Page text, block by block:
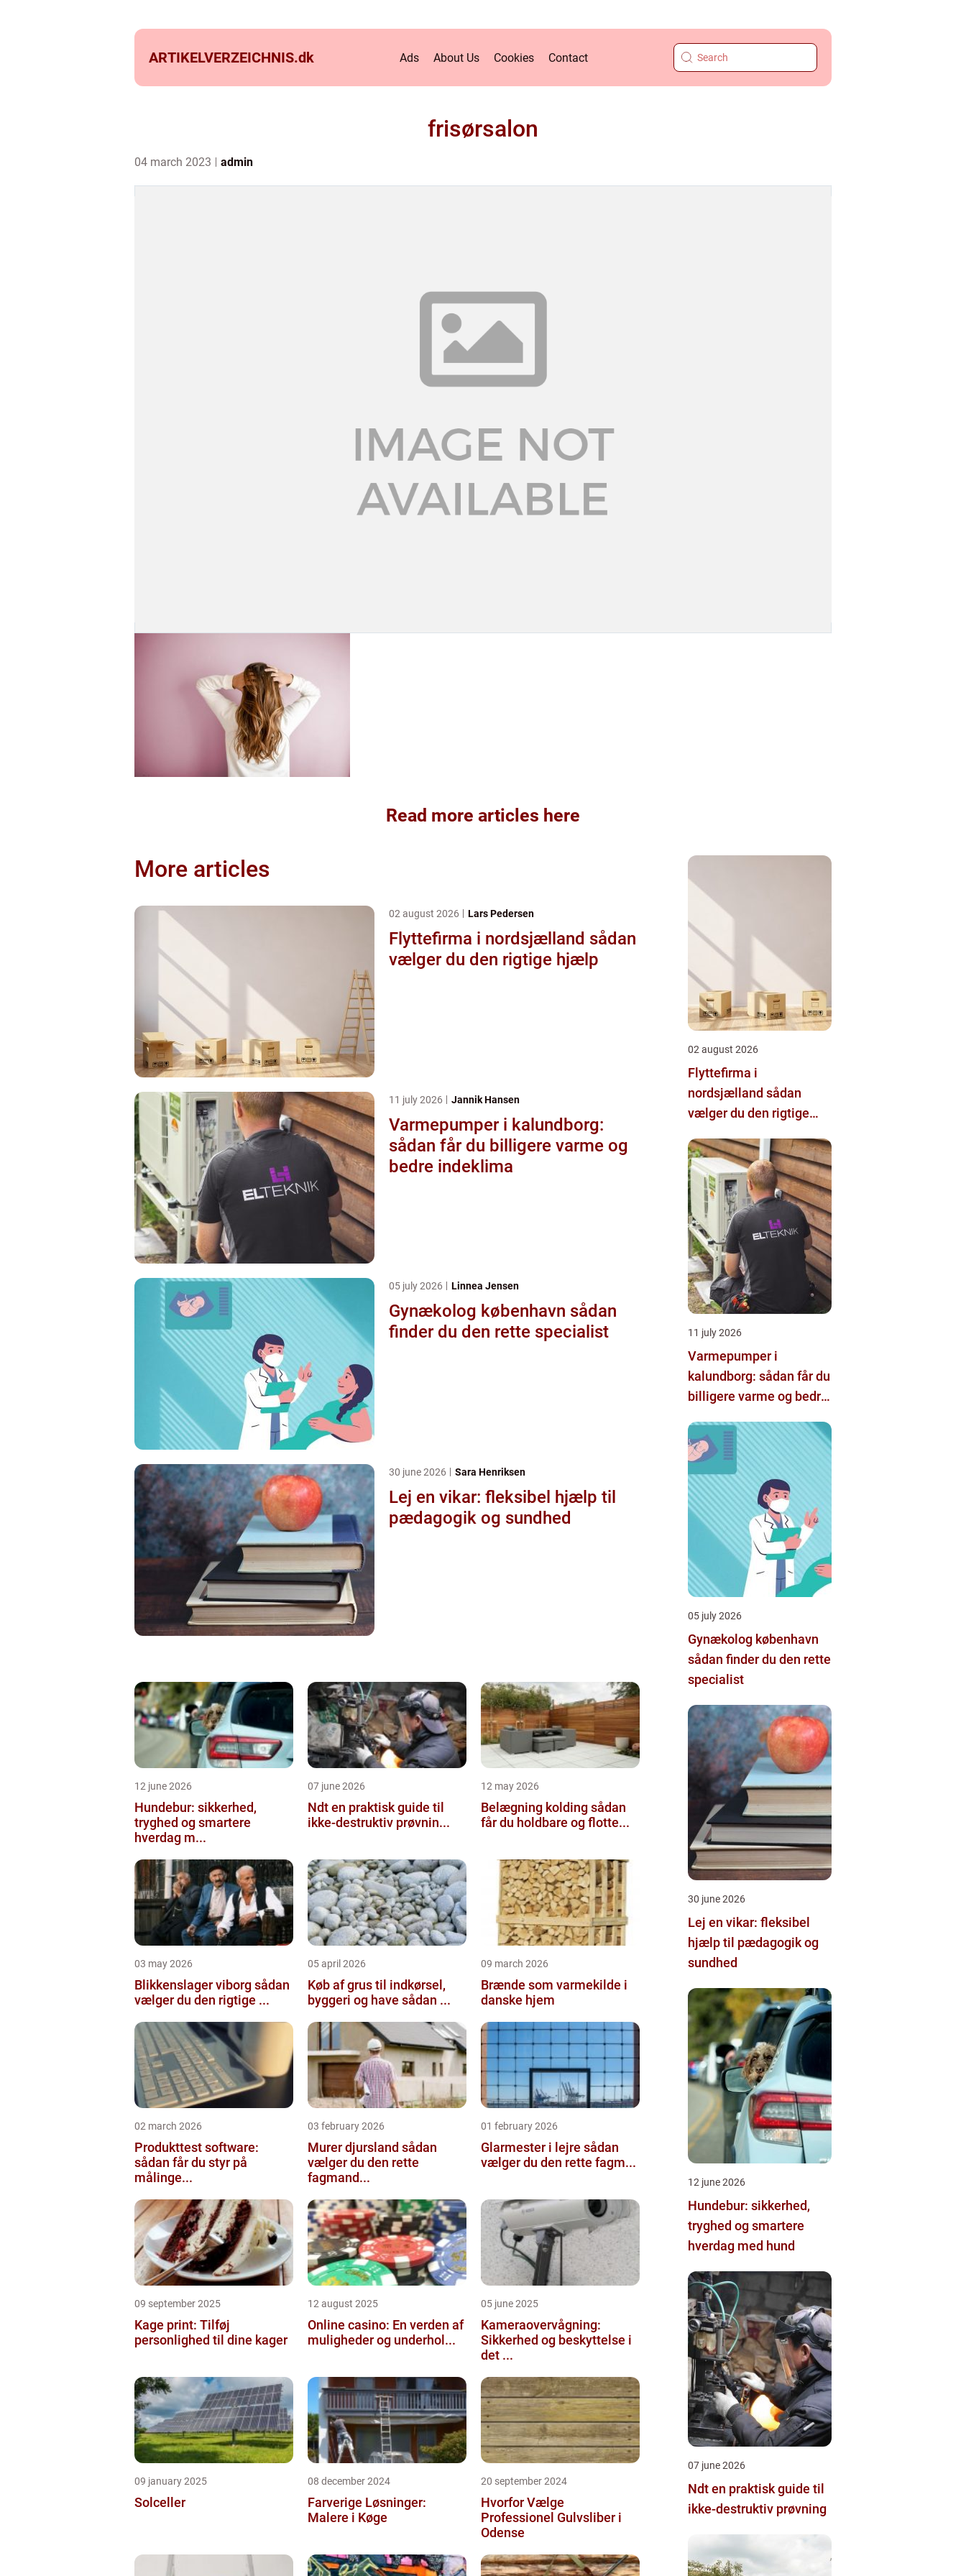
ARTIKELVERZEICHNIS.dk Ads About Us Cookies Contact
frisørsalon
04 march 2023 admin
Read more articles here
More articles
02 august 2026 Lars Pedersen
Flyttefirma i nordsjælland sådan
vælger du den rigtige hjælp
11 july 2026 Jannik Hansen
Varmepumper i kalundborg:
sådan får du billigere varme og
bedre indeklima
05 july 2026 Linnea Jensen
Gynækolog københavn sådan
finder du den rette specialist
30 june 2026 Sara Henriksen
Lej en vikar: fleksibel hjælp til
pædagogik og sundhed
12 june 2026
Hundebur: sikkerhed,
tryghed og smartere
hverdag m...
07 june 2026
Ndt en praktisk guide til
ikke-destruktiv prøvnin...
12 may 2026
Belægning kolding sådan
får du holdbare og flotte...
03 may 2026
Blikkenslager viborg sådan
vælger du den rigtige ...
05 april 2026
Køb af grus til indkørsel,
byggeri og have sådan ...
09 march 2026
Brænde som varmekilde i
danske hjem
02 march 2026
Produkttest software:
sådan får du styr på
målinge...
03 february 2026
Murer djursland sådan
vælger du den rette
fagmand...
01 february 2026
Glarmester i lejre sådan
vælger du den rette fagm...
09 september 2025
Kage print: Tilføj
personlighed til dine kager
12 august 2025
Online casino: En verden af
muligheder og underhol...
05 june 2025
Kameraovervågning:
Sikkerhed og beskyttelse i
det ...
09 january 2025
Solceller
08 december 2024
Farverige Løsninger:
Malere i Køge
20 september 2024
Hvorfor Vælge
Professionel Gulvsliber i
Odense
02 august 2026
Flyttefirma i
nordsjælland sådan
vælger du den rigtige
11 july 2026
Varmepumper i
kalundborg: sådan får du
billigere varme og bedre
05 july 2026
Gynækolog københavn
sådan finder du den rette
specialist
30 june 2026
Lej en vikar: fleksibel
hjælp til pædagogik og
sundhed
12 june 2026
Hundebur: sikkerhed,
tryghed og smartere
hverdag med hund
07 june 2026
Ndt en praktisk guide til
ikke-destruktiv prøvning